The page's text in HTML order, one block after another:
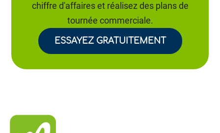
chiffre d'affaires et réalisez des plans de
tournée commerciale.
ESSAYEZ GRATUITEMENT